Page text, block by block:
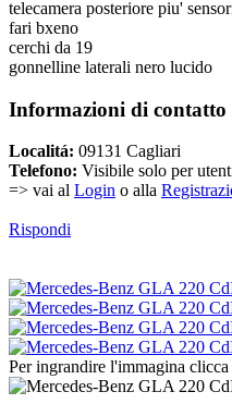
telecamera posteriore piu'
fari bxeno
cerchi da 19
gonnelline laterali nero lucido
Informazioni di contatto
Localitá: 09131 Cagliari
Telefono: Visibile solo per
=> vai al Login o alla
Rispondi
Per ingrandire l'immagina clicca